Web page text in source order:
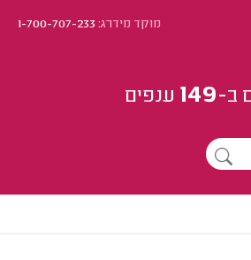
מוקד מידרג:1-700-707-233
ב-149 ענפים